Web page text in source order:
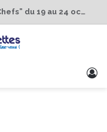
1er Édition de “La Semaine des Chefs” du 19 au 24 octobre 2026